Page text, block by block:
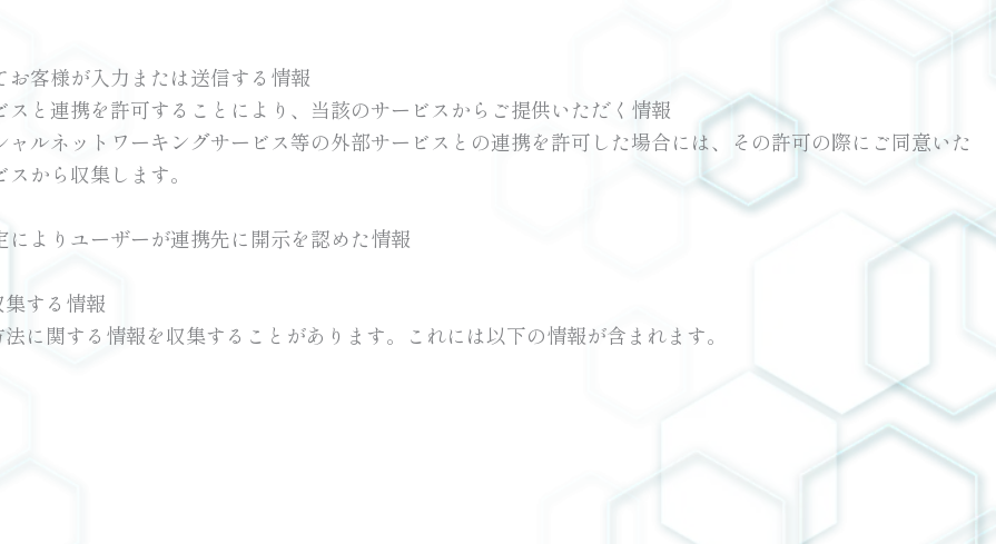
お客様が入力または送信する情報
と連携を許可することにより、当該のサービスからご提供いただく情報
ルネットワーキングサービス等の外部サービスとの連携を許可した場合には、その許可の際にご同意いた
から収集します。
よりユーザーが連携先に開示を認めた情報
する情報
に関する情報を収集することがあります。これには以下の情報が含まれます。